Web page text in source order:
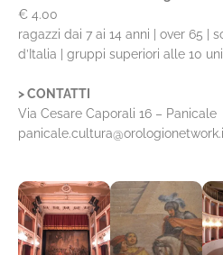
€ 4.00
ragazzi dai 7 ai 14 anni | over 65 |
d’Italia | gruppi superiori alle 10
> CONTATTI
Via Cesare Caporali 16 – Panicale